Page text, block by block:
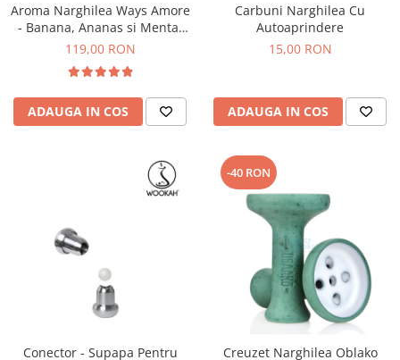
Aroma Narghilea Ways Amore
- Banana, Ananas si Menta,
200gr
119,00 RON
ADAUGA IN COS
Carbuni Narghilea Cu
Autoaprindere
15,00 RON
ADAUGA IN COS
Conector - Supapa Pentru
-40 RON
Creuzet Narghilea Oblako